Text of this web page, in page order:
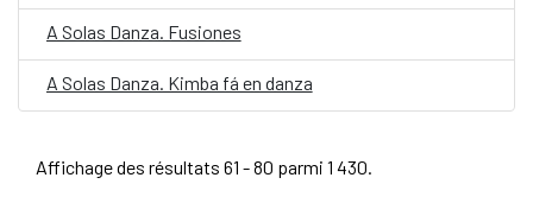
A Solas Danza. Fusiones
A Solas Danza. Kimba fá en danza
Affichage des résultats 61 - 80 parmi 1 430.